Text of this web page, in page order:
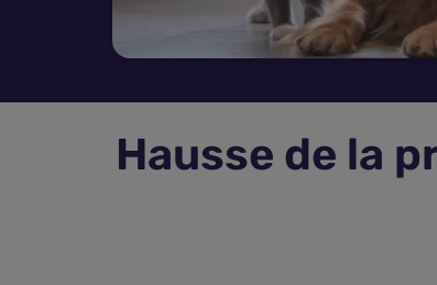
Hausse de la